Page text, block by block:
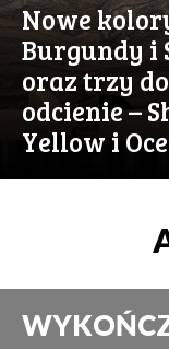
Nowe
Burgundy i
oraz trzy
odcienie –
Yellow i